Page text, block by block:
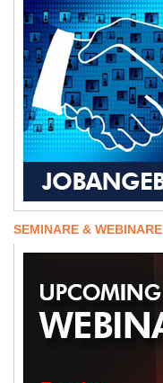
SEMINARE & WEBINARE